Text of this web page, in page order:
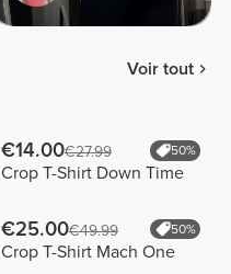
Voir tout
€14.00€27.99 50%
Crop T-Shirt Down Time
€25.00€49.99 50%
Crop T-Shirt Mach One